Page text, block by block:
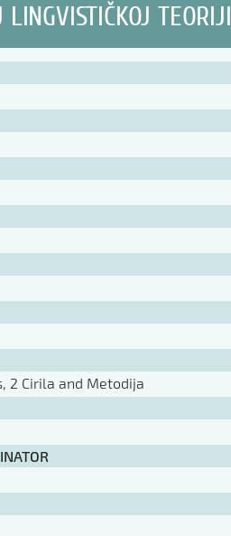
TEORIJI
2 Cirila and Metodija